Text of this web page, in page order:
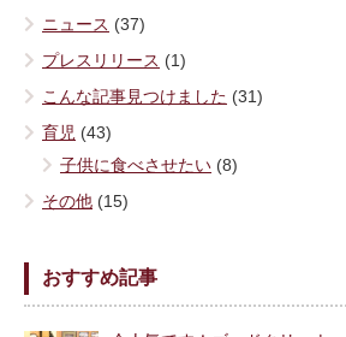
ニュース (37)
プレスリリース (1)
こんな記事見つけました (31)
育児 (43)
子供に食べさせたい (8)
その他 (15)
おすすめ記事